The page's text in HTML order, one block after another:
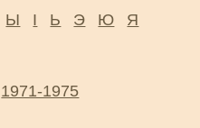
Ы І Ь Э Ю Я
1971-1975